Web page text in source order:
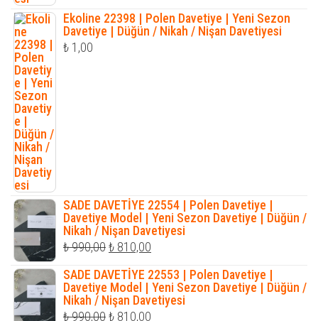
Ekoline 22398 | Polen Davetiye | Yeni Sezon
Davetiye | Düğün / Nikah / Nişan Davetiyesi
₺ 1,00
SADE DAVETİYE 22554 | Polen Davetiye |
Davetiye Model | Yeni Sezon Davetiye | Düğün /
Nikah / Nişan Davetiyesi
₺990,00Orijinal
fiyat:
₺ 990,00.
₺ 810,00
fiyat:
₺ 810,00.
SADE DAVETİYE 22553 | Polen Davetiye |
Davetiye Model | Yeni Sezon Davetiye | Düğün /
Nikah / Nişan Davetiyesi
₺990,00Orijinal
₺ 810,00